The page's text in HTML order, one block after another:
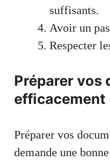
suffisants.
Avoir un
Respecter
Préparer vos
efficacement
Préparer vos
demande une